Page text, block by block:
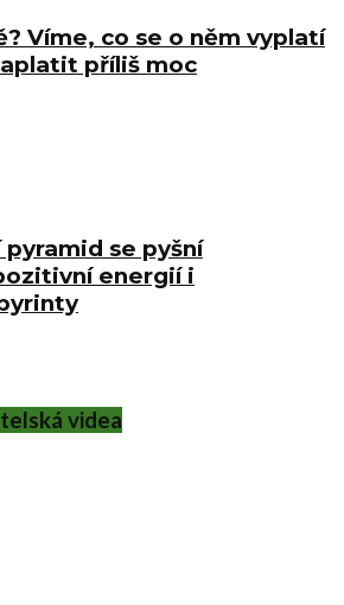
Víme, co se o něm vyplatí
příliš moc
se pyšní
energií i
videa